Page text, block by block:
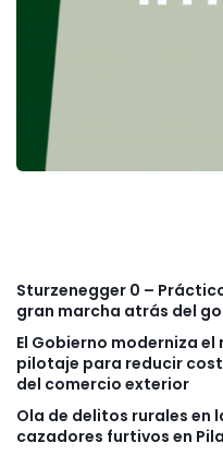
Sturzenegger 0 –
gran marcha atrás del
El Gobierno moderniza
pilotaje para reducir
del comercio exterior
Ola de delitos rurales en
cazadores furtivos en